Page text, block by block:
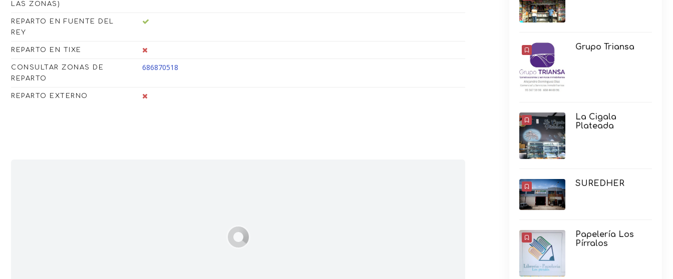
LAS ZONAS)
REPARTO EN FUENTE DEL
REY
REPARTO EN TIXE
CONSULTAR ZONAS DE
REPARTO
686870518
REPARTO EXTERNO
Grupo Triansa
La Cigala
Plateada
SUREDHER
Papelería Los
Pírralos